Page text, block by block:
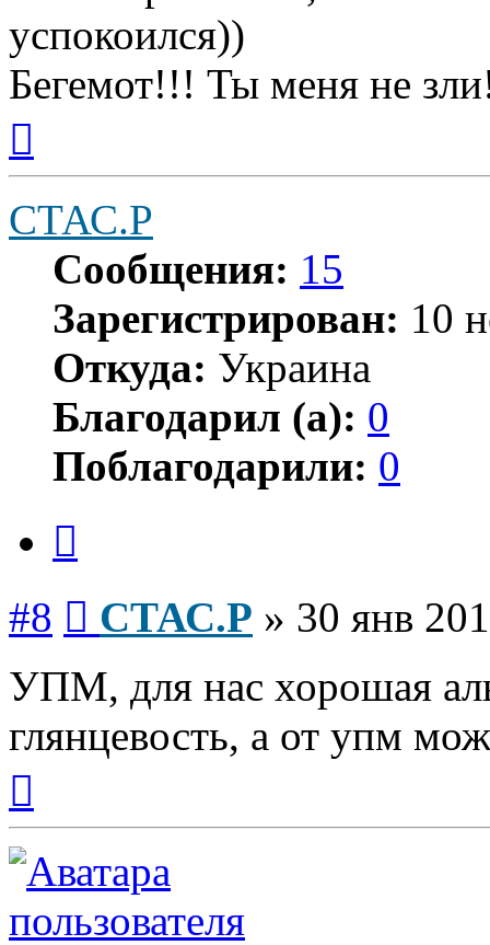
успокоился))
Бегемот!!! Ты меня не
началу
СТАС.Р
Сообщения: 15
Зарегистрирован: 10
Откуда: Украина
Благодарил (а): 0
Поблагодарили: 0
#8 СТАС.Р » 30 янв
УПМ, для нас хорошая
глянцевость, а от упм
началу